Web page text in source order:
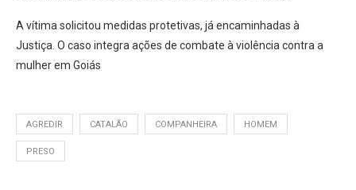
A vítima solicitou medidas protetivas, já encaminhadas à
Justiça. O caso integra ações de combate à violência contra a
mulher em Goiás
AGREDIR CATALÃO COMPANHEIRA HOMEM
PRESO